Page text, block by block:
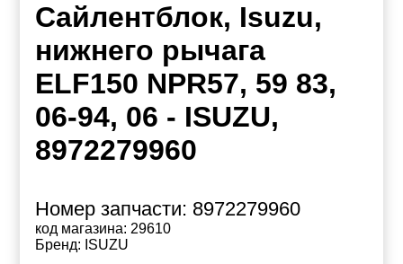
Сайлентблок, Isuzu,
нижнего рычага
ELF150 NPR57, 59 83,
06-94, 06 - ISUZU,
8972279960
Номер запчасти: 8972279960
код магазина: 29610
Бренд: ISUZU